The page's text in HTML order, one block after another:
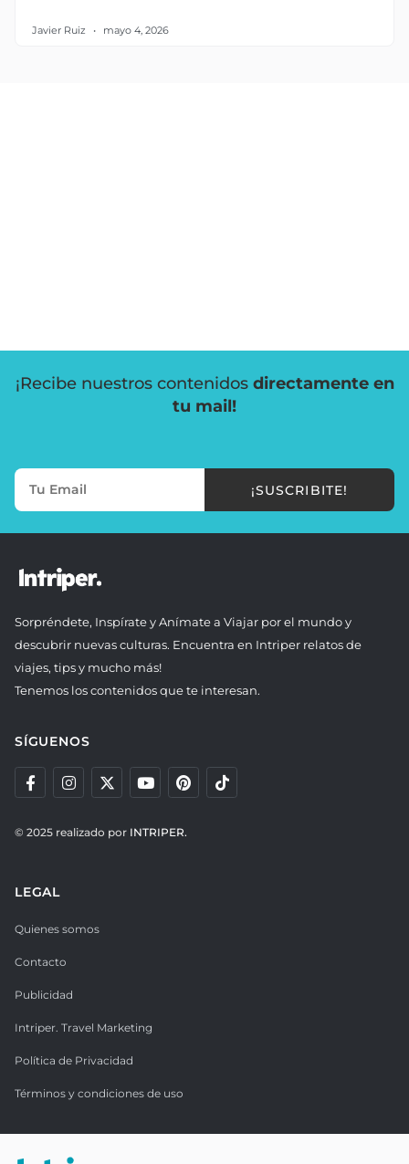
Javier Ruiz mayo 4, 2026
¡Recibe nuestros contenidos directamente en
tu mail!
¡SUSCRIBITE!
Sorpréndete, Inspírate y Anímate a Viajar por el mundo y
descubrir nuevas culturas. Encuentra en Intriper relatos de
viajes, tips y mucho más!
Tenemos los contenidos que te interesan.
SÍGUENOS
© 2025 realizado por INTRIPER.
LEGAL
Quienes somos
Contacto
Publicidad
Intriper. Travel Marketing
Política de Privacidad
Términos y condiciones de uso